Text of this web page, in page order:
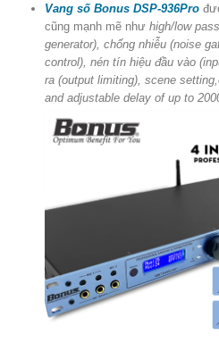
Vang số Bonus DSP-936Pro
cũng mạnh mẽ như high/low
generator), chống nhiễu (noise
control), nén tín hiệu đầu vào
ra (output limiting), scene
and adjustable delay of up to